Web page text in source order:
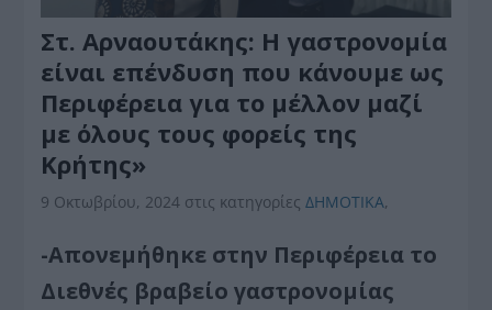
Στ. Αρναουτάκης: Η γαστρονομία
είναι επένδυση που κάνουμε ως
Περιφέρεια για το μέλλον μαζί
με όλους τους φορείς της
Κρήτης»
9 Οκτωβρίου, 2024 στις κατηγορίεςΔΗΜΟΤΙΚΑ,
-Απονεμήθηκε στην Περιφέρεια το
Διεθνές βραβείο γαστρονομίας